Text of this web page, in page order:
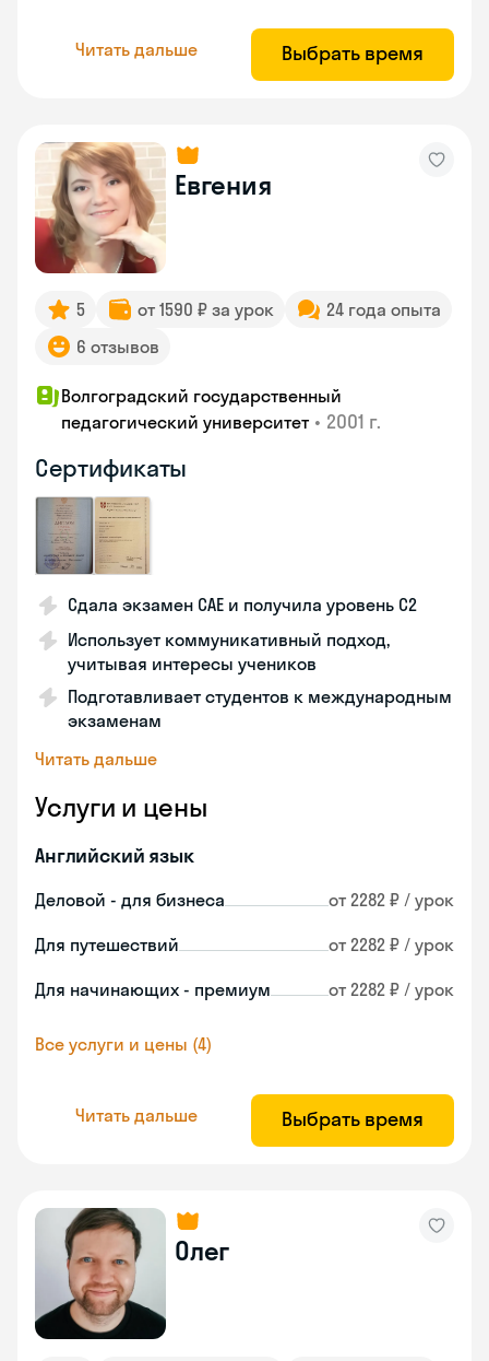
Читать дальше Выбрать время
Евгения
5 от 1590 ₽ за урок
24 года опыта
6 отзывов
Волгоградский государственный
педагогический университет • 2001 г.
Сертификаты
Сдала экзамен CAE и получила уровень С2
Использует коммуникативный подход,
учитывая интересы учеников
Подготавливает студентов к международным
экзаменам
Читать дальше
Услуги и цены
Английский язык
Деловой - для бизнеса от 2282 ₽ / урок
Для путешествий от 2282 ₽ / урок
Для начинающих - премиум от 2282 ₽ / урок
Все услуги и цены (4)
Читать дальше Выбрать время
Олег